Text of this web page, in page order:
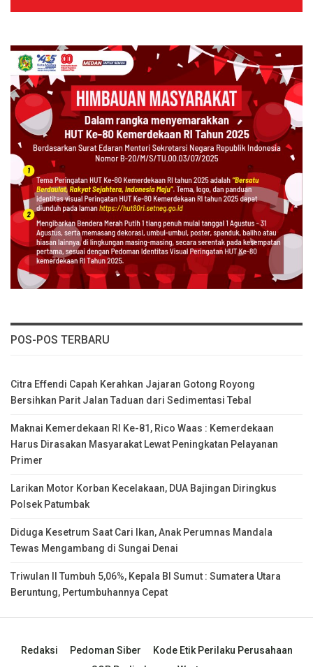
POS-POS TERBARU
Citra Effendi Capah Kerahkan Jajaran Gotong Royong
Bersihkan Parit Jalan Taduan dari Sedimentasi Tebal
Maknai Kemerdekaan RI Ke-81, Rico Waas : Kemerdekaan
Harus Dirasakan Masyarakat Lewat Peningkatan Pelayanan
Primer
Larikan Motor Korban Kecelakaan, DUA Bajingan Diringkus
Polsek Patumbak
Diduga Kesetrum Saat Cari Ikan, Anak Perumnas Mandala
Tewas Mengambang di Sungai Denai
Triwulan II Tumbuh 5,06%, Kepala BI Sumut : Sumatera Utara
Beruntung, Pertumbuhannya Cepat
Redaksi Pedoman Siber
Kode Etik Perilaku Perusahaan